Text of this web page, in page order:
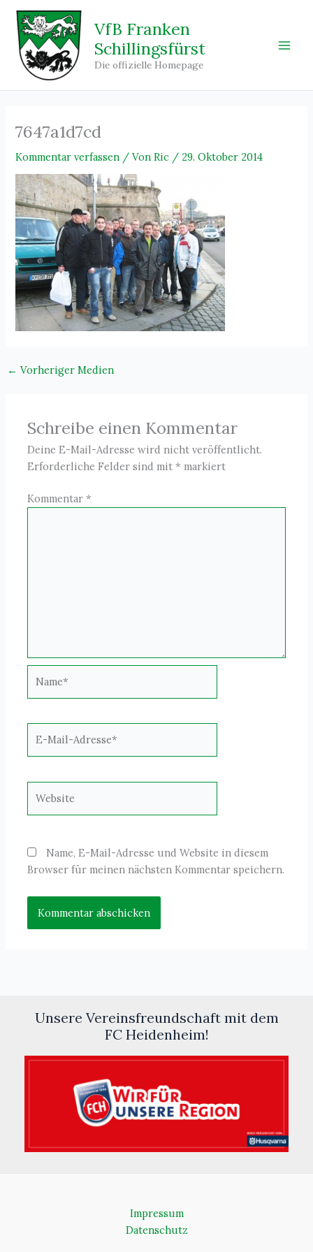
Zum
Inhalt
springen
VfB Franken
Schillingsfürst
Die offizielle Homepage
7647a1d7cd
Kommentar verfassen / VonRic / 29. Oktober 2014
← Vorheriger Medien
Schreibe einen Kommentar
Deine E-Mail-Adresse wird nicht veröffentlicht.
Erforderliche Felder sind mit* markiert
Kommentar*
Mail-
Name, E-Mail-Adresse und Website in diesem
Browser für meinen nächsten Kommentar speichern.
Unsere Vereinsfreundschaft mit dem
FC Heidenheim!
Impressum
Datenschutz